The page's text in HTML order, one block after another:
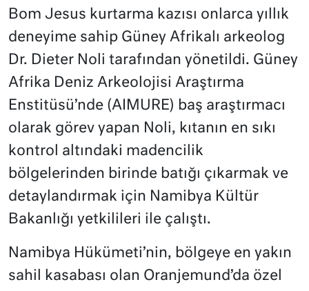
Bom Jesus kurtarma kazısı onlarca yıllık
deneyime sahip Güney Afrikalı arkeolog
Dr. Dieter Noli tarafından yönetildi. Güney
Afrika Deniz Arkeolojisi Araştırma
Enstitüsü’nde (AIMURE) baş araştırmacı
olarak görev yapan Noli, kıtanın en sıkı
kontrol altındaki madencilik
bölgelerinden birinde batığı çıkarmak ve
detaylandırmak için Namibya Kültür
Bakanlığı yetkilileri ile çalıştı.
Namibya Hükümeti’nin, bölgeye en yakın
sahil kasabası olan Oranjemund’da özel